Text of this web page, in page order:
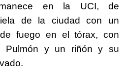
en la UCI, de
de la ciudad con un
fuego en el tórax, con
y un riñón y su